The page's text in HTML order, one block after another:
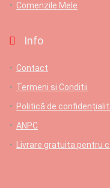
Comenzile Mele
Info
Contact
Termeni si Conditii
Politică de
ANPC
Livrare gratuita pentru